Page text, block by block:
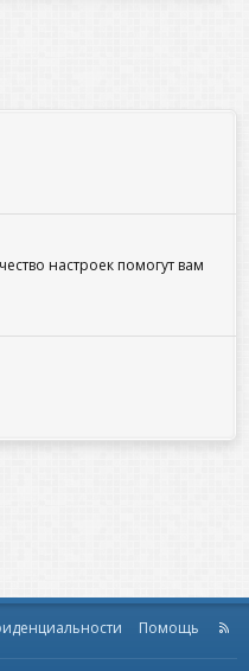
настроек помогут вам
Помощь
R